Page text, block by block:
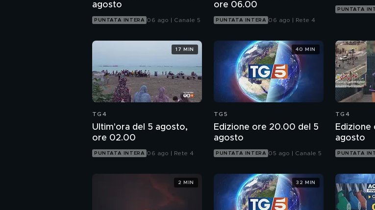
agosto
PUNTATA INTERA 06 ago | Canale 5
ore 06.00
PUNTATA INTERA 06 ago | Rete 4
PUNTATA
TG4
Ultim'ora del 5 agosto,
ore 02.00
PUNTATA INTERA 06 ago | Rete 4
17 MIN
TG5
Edizione ore 20.00 del 5
agosto
PUNTATA INTERA 05 ago | Canale 5
40 MIN
TG4
Edizione
agosto
PUNTATA
2 MIN 32 MIN